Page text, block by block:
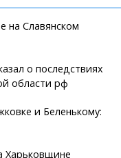
на Славянском
о последствиях
области рф
и Беленькому:
Харьковщине